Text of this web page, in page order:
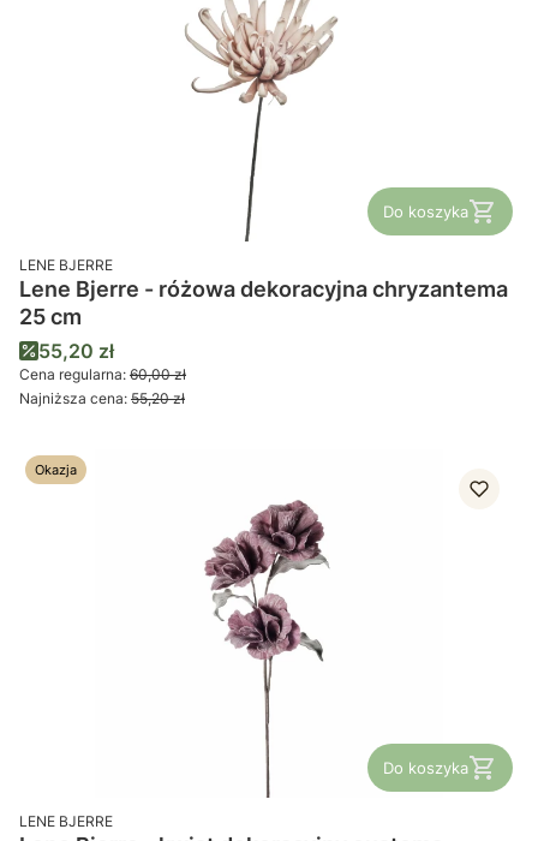
Do koszyka
PRODUCENT
LENE BJERRE
Lene Bjerre - różowa dekoracyjna chryzantema
25 cm
Cena promocyjna
55,20 zł
Cena regularna: 60,00 zł
Najniższa cena: 55,20 zł
Okazja
Do koszyka
PRODUCENT
LENE BJERRE